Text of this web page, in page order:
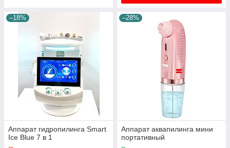
–18%
Аппарат гидропилинга Smart
Ice Blue 7 в 1
–28%
Аппарат аквапилинга мини
портативный